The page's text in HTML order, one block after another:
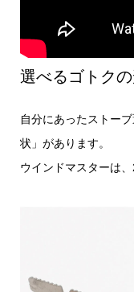
選べるゴトク
自分にあったストー
状」があります。
ウインドマスターは